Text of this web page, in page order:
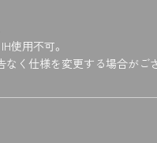
使用不可。
なく仕様を変更する場合がご